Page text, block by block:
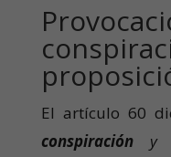
El artículo 60
conspiracióny